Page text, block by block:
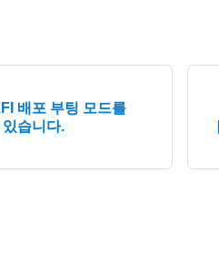
배포 부팅 모드를
습니다.